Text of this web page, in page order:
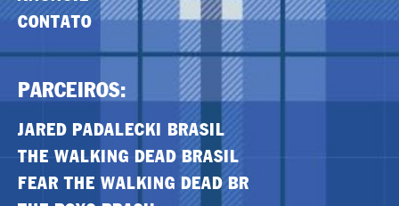
CONTATO
PARCEIROS:
JARED PADALECKI BRASIL
THE WALKING DEAD BRASIL
FEAR THE WALKING DEAD BR